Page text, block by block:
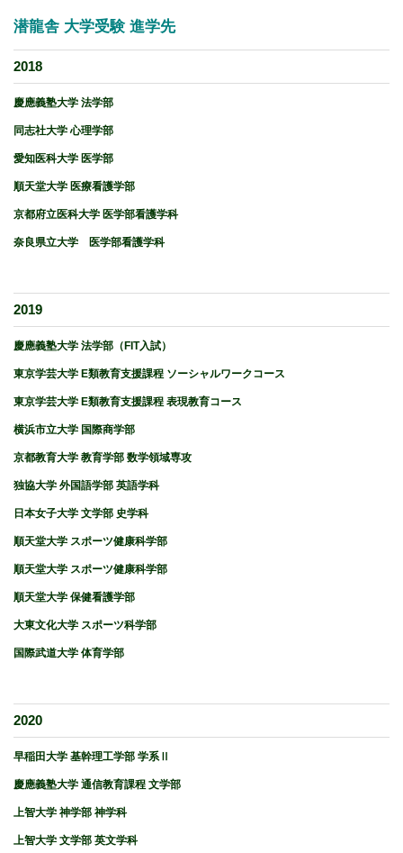
潜龍舎 大学受験 進学先
2018
慶應義塾大学 法学部
同志社大学 心理学部
愛知医科大学 医学部
順天堂大学 医療看護学部
京都府立医科大学 医学部看護学科
奈良県立大学 医学部看護学科
2019
慶應義塾大学 法学部（FIT入試）
東京学芸大学 E類教育支援課程 ソーシャルワークコース
東京学芸大学 E類教育支援課程 表現教育コース
横浜市立大学 国際商学部
京都教育大学 教育学部 数学領域専攻
独協大学 外国語学部 英語学科
日本女子大学 文学部 史学科
順天堂大学 スポーツ健康科学部
順天堂大学 スポーツ健康科学部
順天堂大学 保健看護学部
大東文化大学 スポーツ科学部
国際武道大学 体育学部
2020
早稲田大学 基幹理工学部 学系Ⅱ
慶應義塾大学 通信教育課程 文学部
上智大学 神学部 神学科
上智大学 文学部 英文学科